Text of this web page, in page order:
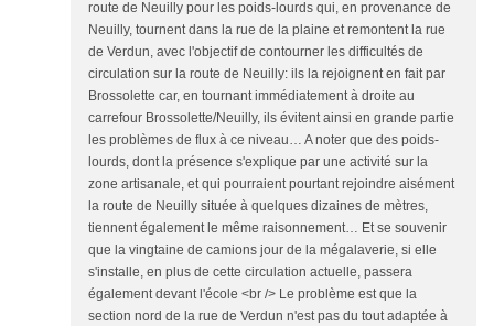
route de Neuilly pour les poids-lourds qui, en provenance de
Neuilly, tournent dans la rue de la plaine et remontent la rue
de Verdun, avec l'objectif de contourner les difficultés de
circulation sur la route de Neuilly: ils la rejoignent en fait par
Brossolette car, en tournant immédiatement à droite au
carrefour Brossolette/Neuilly, ils évitent ainsi en grande partie
les problèmes de flux à ce niveau… A noter que des poids-
lourds, dont la présence s'explique par une activité sur la
zone artisanale, et qui pourraient pourtant rejoindre aisément
la route de Neuilly située à quelques dizaines de mètres,
tiennent également le même raisonnement… Et se souvenir
que la vingtaine de camions jour de la mégalaverie, si elle
s'installe, en plus de cette circulation actuelle, passera
également devant l'école <br /> Le problème est que la
section nord de la rue de Verdun n'est pas du tout adaptée à